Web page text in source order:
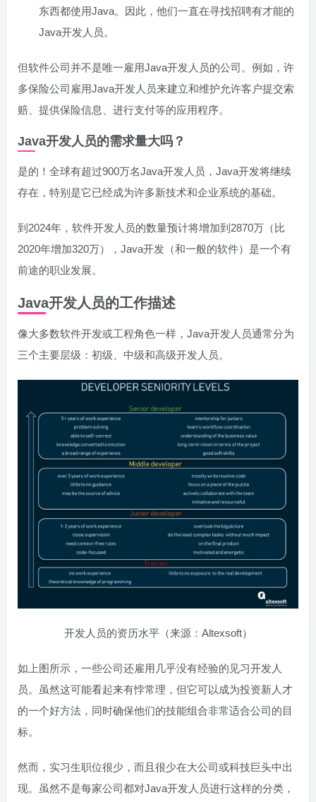
东西都使用Java。因此，他们一直在寻找招聘有才能的
Java开发人员。
但软件公司并不是唯一雇用Java开发人员的公司。例如，许
多保险公司雇用Java开发人员来建立和维护允许客户提交索
赔、提供保险信息、进行支付等的应用程序。
Java开发人员的需求量大吗？
是的！全球有超过900万名Java开发人员，Java开发将继续
存在，特别是它已经成为许多新技术和企业系统的基础。
到2024年，软件开发人员的数量预计将增加到2870万（比
2020年增加320万），Java开发（和一般的软件）是一个有
前途的职业发展。
Java开发人员的工作描述
像大多数软件开发或工程角色一样，Java开发人员通常分为
三个主要层级：初级、中级和高级开发人员。
开发人员的资历水平（来源：Altexsoft）
如上图所示，一些公司还雇用几乎没有经验的见习开发人
员。虽然这可能看起来有悖常理，但它可以成为投资新人才
的一个好方法，同时确保他们的技能组合非常适合公司的目
标。
然而，实习生职位很少，而且很少在大公司或科技巨头中出
现。虽然不是每家公司都对Java开发人员进行这样的分类，